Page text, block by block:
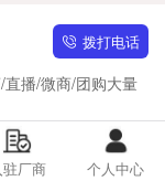
拨打电话
播/微商/团购大量
驻厂商 个人中心